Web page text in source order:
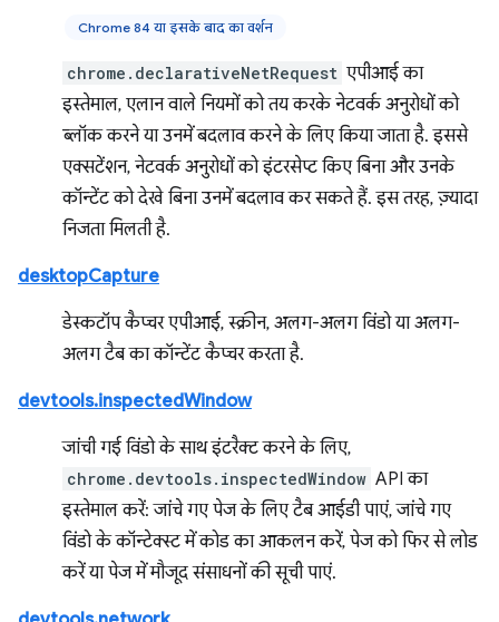
Chrome 84 या इसके बाद का वर्शन
chrome.declarativeNetRequest एपीआई का
इस्तेमाल, एलान वाले नियमों को तय करके नेटवर्क अनुरोधों को
ब्लॉक करने या उनमें बदलाव करने के लिए किया जाता है. इससे
एक्सटेंशन, नेटवर्क अनुरोधों को इंटरसेप्ट किए बिना और उनके
कॉन्टेंट को देखे बिना उनमें बदलाव कर सकते हैं. इस तरह, ज़्यादा
निजता मिलती है.
desktopCapture
डेस्कटॉप कैप्चर एपीआई, स्क्रीन, अलग-अलग विंडो या अलग-
अलग टैब का कॉन्टेंट कैप्चर करता है.
devtools.inspectedWindow
जांची गई विंडो के साथ इंटरैक्ट करने के लिए,
chrome.devtools.inspectedWindow API का
इस्तेमाल करें: जांचे गए पेज के लिए टैब आईडी पाएं, जांचे गए
विंडो के कॉन्टेक्स्ट में कोड का आकलन करें, पेज को फिर से लोड
करें या पेज में मौजूद संसाधनों की सूची पाएं.